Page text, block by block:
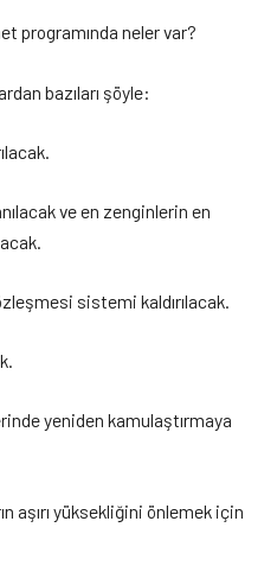
programında neler var?
bazıları şöyle:
ve en zenginlerin en
sistemi kaldırılacak.
yeniden kamulaştırmaya
aşırı yüksekliğini önlemek için